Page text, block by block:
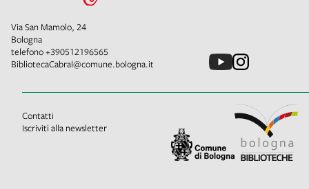
Via San Mamolo, 24
Bologna
telefono+390512196565
BibliotecaCabral@comune.bologna.it
Contatti
Iscriviti alla newsletter